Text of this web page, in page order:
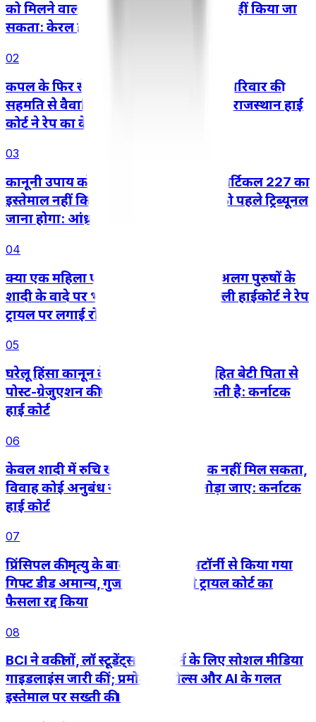
को मिलने वाला मोटर दुर्घटना मुआवज़ा कम नहीं किया जा
सकता: केरल हाई कोर्ट
02
कपल के फिर से साथ आने, शादी करने और परिवार की
सहमति से वैवाहिक जीवन शुरू करने के बाद राजस्थान हाई
कोर्ट ने रेप का केस रद्द किया
03
कानूनी उपाय को दरकिनार करने के लिए आर्टिकल 227 का
इस्तेमाल नहीं किया जा सकता, तीसरे पक्ष को पहले ट्रिब्यूनल
जाना होगा: आंध्र प्रदेश हाई कोर्ट
04
क्या एक महिला एक ही समय में दो अलग-अलग पुरुषों के
शादी के वादे पर भरोसा कर सकती है? दिल्ली हाईकोर्ट ने रेप
ट्रायल पर लगाई रोक
05
घरेलू हिंसा कानून के तहत बालिग़ अविवाहित बेटी पिता से
पोस्ट-ग्रेजुएशन की पढ़ाई का खर्च मांग सकती है: कर्नाटक
हाई कोर्ट
06
केवल शादी में रुचि खत्म हो जाने से तलाक नहीं मिल सकता,
विवाह कोई अनुबंध नहीं जिसे इच्छा से तोड़ा जाए: कर्नाटक
हाई कोर्ट
07
प्रिंसिपल की मृत्यु के बाद पावर ऑफ अटॉर्नी से किया गया
गिफ्ट डीड अमान्य, गुजरात हाईकोर्ट ने ट्रायल कोर्ट का
फैसला रद्द किया
08
BCI ने वकीलों, लॉ स्टूडेंट्स और इंटर्न के लिए सोशल मीडिया
गाइडलाइंस जारी कीं; प्रमोशनल रील्स और AI के गलत
इस्तेमाल पर सख्ती की।